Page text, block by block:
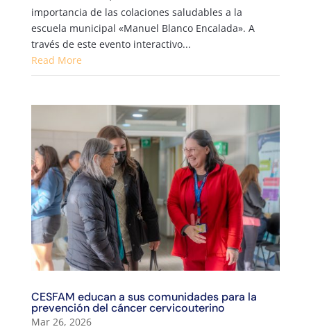
importancia de las colaciones saludables a la
escuela municipal «Manuel Blanco Encalada». A
través de este evento interactivo...
Read More
CESFAM educan a sus comunidades para la
prevención del cáncer cervicouterino
Mar 26, 2026